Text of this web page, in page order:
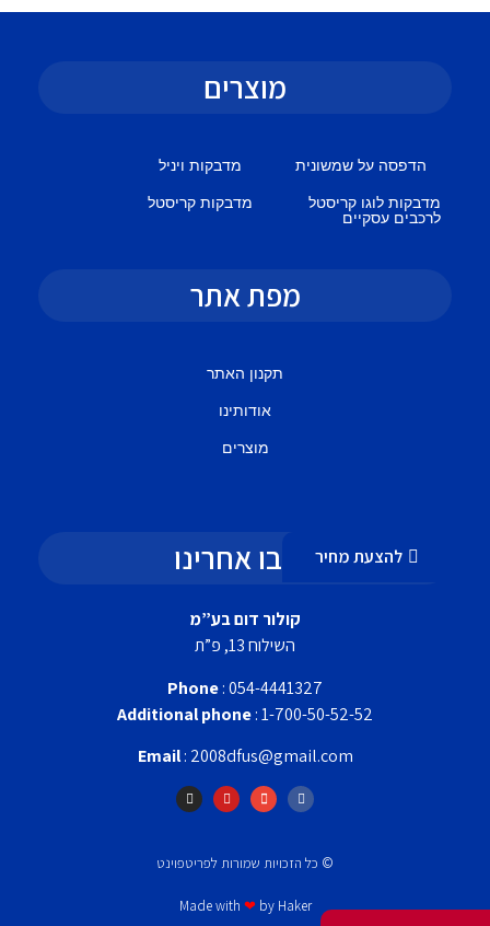
מוצרים
הדפסה על שמשונית מדבקות ויניל
מדבקות לוגו קריסטל
לרכבים עסקיים
מדבקות קריסטל
מפת אתר
תקנון האתר
אודותינו
מוצרים
עקבו אחרינו
קולור דום בע”מ
השילוח 13, פ”ת
Phone: 054-4441327
Additional phone: 1-700-50-52-52
Email: 2008dfus@gmail.com
להצעת מחיר
© כל הזכויות שמורות לפריטפוינט
Made with ❤by Haker